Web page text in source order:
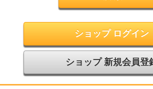
ショップ ログイン
ショップ 新規会員登